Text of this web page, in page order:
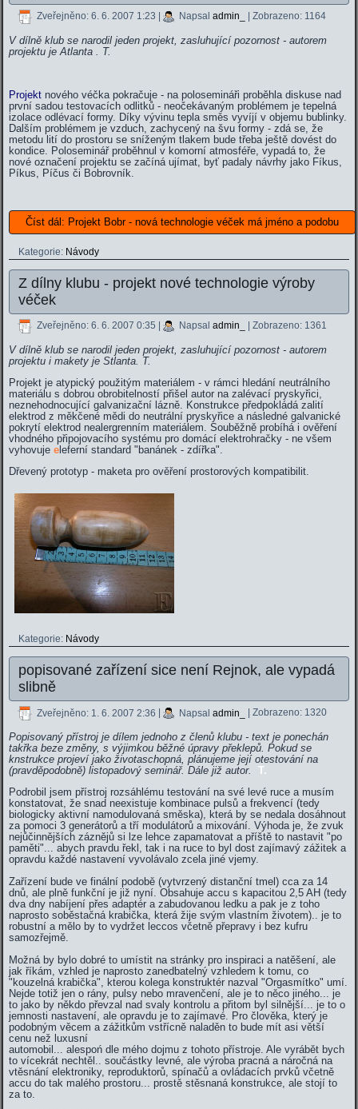
Zveřejněno: 6. 6. 2007 1:23 | Napsaladmin_ | Zobrazeno: 1164
V dílně klub se narodil jeden projekt, zasluhující pozornost - autorem
projektu jeAtlanta . T.
Projekt nového véčka pokračuje - na polosemináři proběhla diskuse nad
první sadou testovacích odlitků - neočekávaným problémem je tepelná
izolace odlévací formy. Díky vývinu tepla směs vyvíjí v objemu bublinky.
Dalším problémem je vzduch, zachycený na švu formy - zdá se, že
metodu lití do prostoru se sníženým tlakem bude třeba ještě dovést do
kondice. Poloseminář proběhnul v komorní atmosféře, vypadá to, že
nové označení projektu se začíná ujímat, byť padaly návrhy jako Fíkus,
Píkus, Píčus či Bobrovník.
Číst dál: Projekt Bobr - nová technologie véček má jméno a podobu
Kategorie: Návody
Z dílny klubu - projekt nové technologie výroby
véček
Zveřejněno: 6. 6. 2007 0:35 | Napsaladmin_ | Zobrazeno: 1361
V dílně klub se narodil jeden projekt, zasluhující pozornost - autorem
projektu i makety je Stlanta. T.
Projekt je atypický použitým materiálem - v rámci hledání neutrálního
materiálu s dobrou obrobitelností přišel autor na zalévací pryskyřici,
neznehodnocující galvanizační lázně. Konstrukce předpokládá zalití
elektrod z měkčené mědi do neutrální pryskyřice a následné galvanické
pokrytí elektrod nealergrenním materiálem. Souběžně probíhá i ověření
vhodného připojovacího systému pro domácí elektrohračky - ne všem
vyhovujee leferní standard "banánek - zdířka".
Dřevený prototyp - maketa pro ověření prostorových kompatibilit.
Kategorie: Návody
popisované zařízení sice není Rejnok, ale vypadá
slibně
Zveřejněno: 1. 6. 2007 2:36 | Napsaladmin_ | Zobrazeno: 1320
Popisovaný přístroj je dílem jednoho z členů klubu - text je ponechán
takřka beze změny, s výjimkou běžné úpravy překlepů. Pokud se
knstrukce projeví jako životaschopná, plánujeme její otestování na
(pravděpodobně) listopadový seminář. Dále již autor.T.
Podrobil jsem přístroj rozsáhlému testování na své levé ruce a musím
konstatovat, že snad neexistuje kombinace pulsů a frekvencí (tedy
biologicky aktivní namodulovaná směska), která by se nedala dosáhnout
za pomoci 3 generátorů a tří modulátorů a mixování. Výhoda je, že zvuk
nejůčinnějších záznějů si lze lehce zapamatovat a příště to nastavit "po
paměti"... abych pravdu řekl, tak i na ruce to byl dost zajímavý zážitek a
opravdu každé nastavení vyvolávalo zcela jiné vjemy.
Zařízení bude ve finální podobě (vytvrzený distanční tmel) cca za 14
dnů, ale plně funkční je již nyní. Obsahuje accu s kapacitou 2,5 AH (tedy
dva dny nabíjení přes adaptér a zabudovanou ledku a pak je z toho
naprosto soběstačná krabička, která žije svým vlastním životem).. je to
robustní a mělo by to vydržet leccos včetně přepravy i bez kufru
samozřejmě.
Možná by bylo dobré to umístit na stránky pro inspiraci a natěšení, ale
jak říkám, vzhled je naprosto zanedbatelný vzhledem k tomu, co
"kouzelná krabička", kterou kolega konstruktér nazval "Orgasmítko" umí.
Nejde totiž jen o rány, pulsy nebo mravenčení, ale je to něco jiného... je
to jako by někdo převzal nad svaly kontrolu a přitom byl silnější... je to o
jemnosti nastavení, ale opravdu je to zajímavé. Pro člověka, který je
podobným věcem a zážitkům vstřícně naladěn to bude mít asi větší
cenu než luxusní
automobil... alespoń dle mého dojmu z tohoto přístroje. Ale vyrábět bych
to vícekrát nechtěl.. součástky levné, ale výroba pracná a náročná na
vtěsnání elektroniky, reproduktorů, spínačů a ovládacích prvků včetně
accu do tak malého prostoru... prostě stěsnaná konstrukce, ale stojí to
za to.